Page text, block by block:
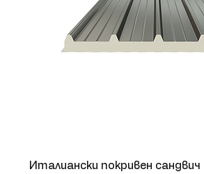
Италиански покривен сандвич